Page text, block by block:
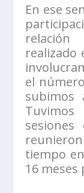
En ese
realizado
el
subimos
tiempo
16 meses